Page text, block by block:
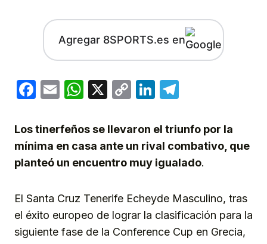
Agregar 8SPORTS.es en
Facebook
EmailWhatsApp
X
CopyLinkedIn
Los tinerfeños se llevaron el triunfo por la
mínima en casa ante un rival combativo, que
planteó un encuentro muy igualado.
El Santa Cruz Tenerife Echeyde Masculino, tras
el éxito europeo de lograr la clasificación para la
siguiente fase de la Conference Cup en Grecia,